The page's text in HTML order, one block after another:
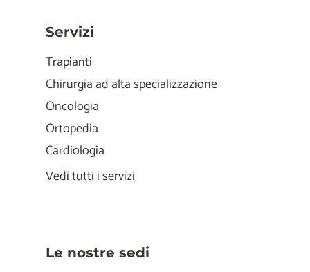
Servizi
Trapianti
Chirurgia ad alta specializzazione
Oncologia
Ortopedia
Cardiologia
Vedi tutti i servizi
Le nostre sedi